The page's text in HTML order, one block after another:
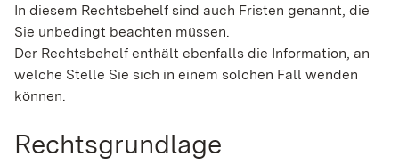
In diesem Rechtsbehelf sind auch Fristen genannt, die
Sie unbedingt beachten müssen.
Der Rechtsbehelf enthält ebenfalls die Information, an
welche Stelle Sie sich in einem solchen Fall wenden
können.
Rechtsgrundlage